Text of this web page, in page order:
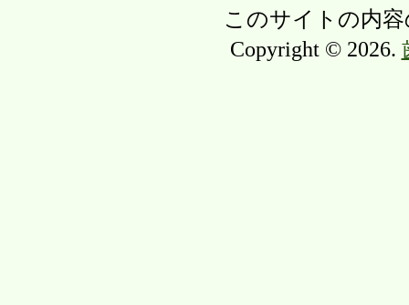
このサイトの内
Copyright © 2026.